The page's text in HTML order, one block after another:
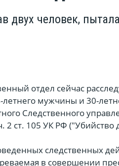
двух человек,
отдел сейчас
летнего мужчины и 30-
Следственного
2 ст. 105 УК РФ ("Убийство
следственных
в совершении